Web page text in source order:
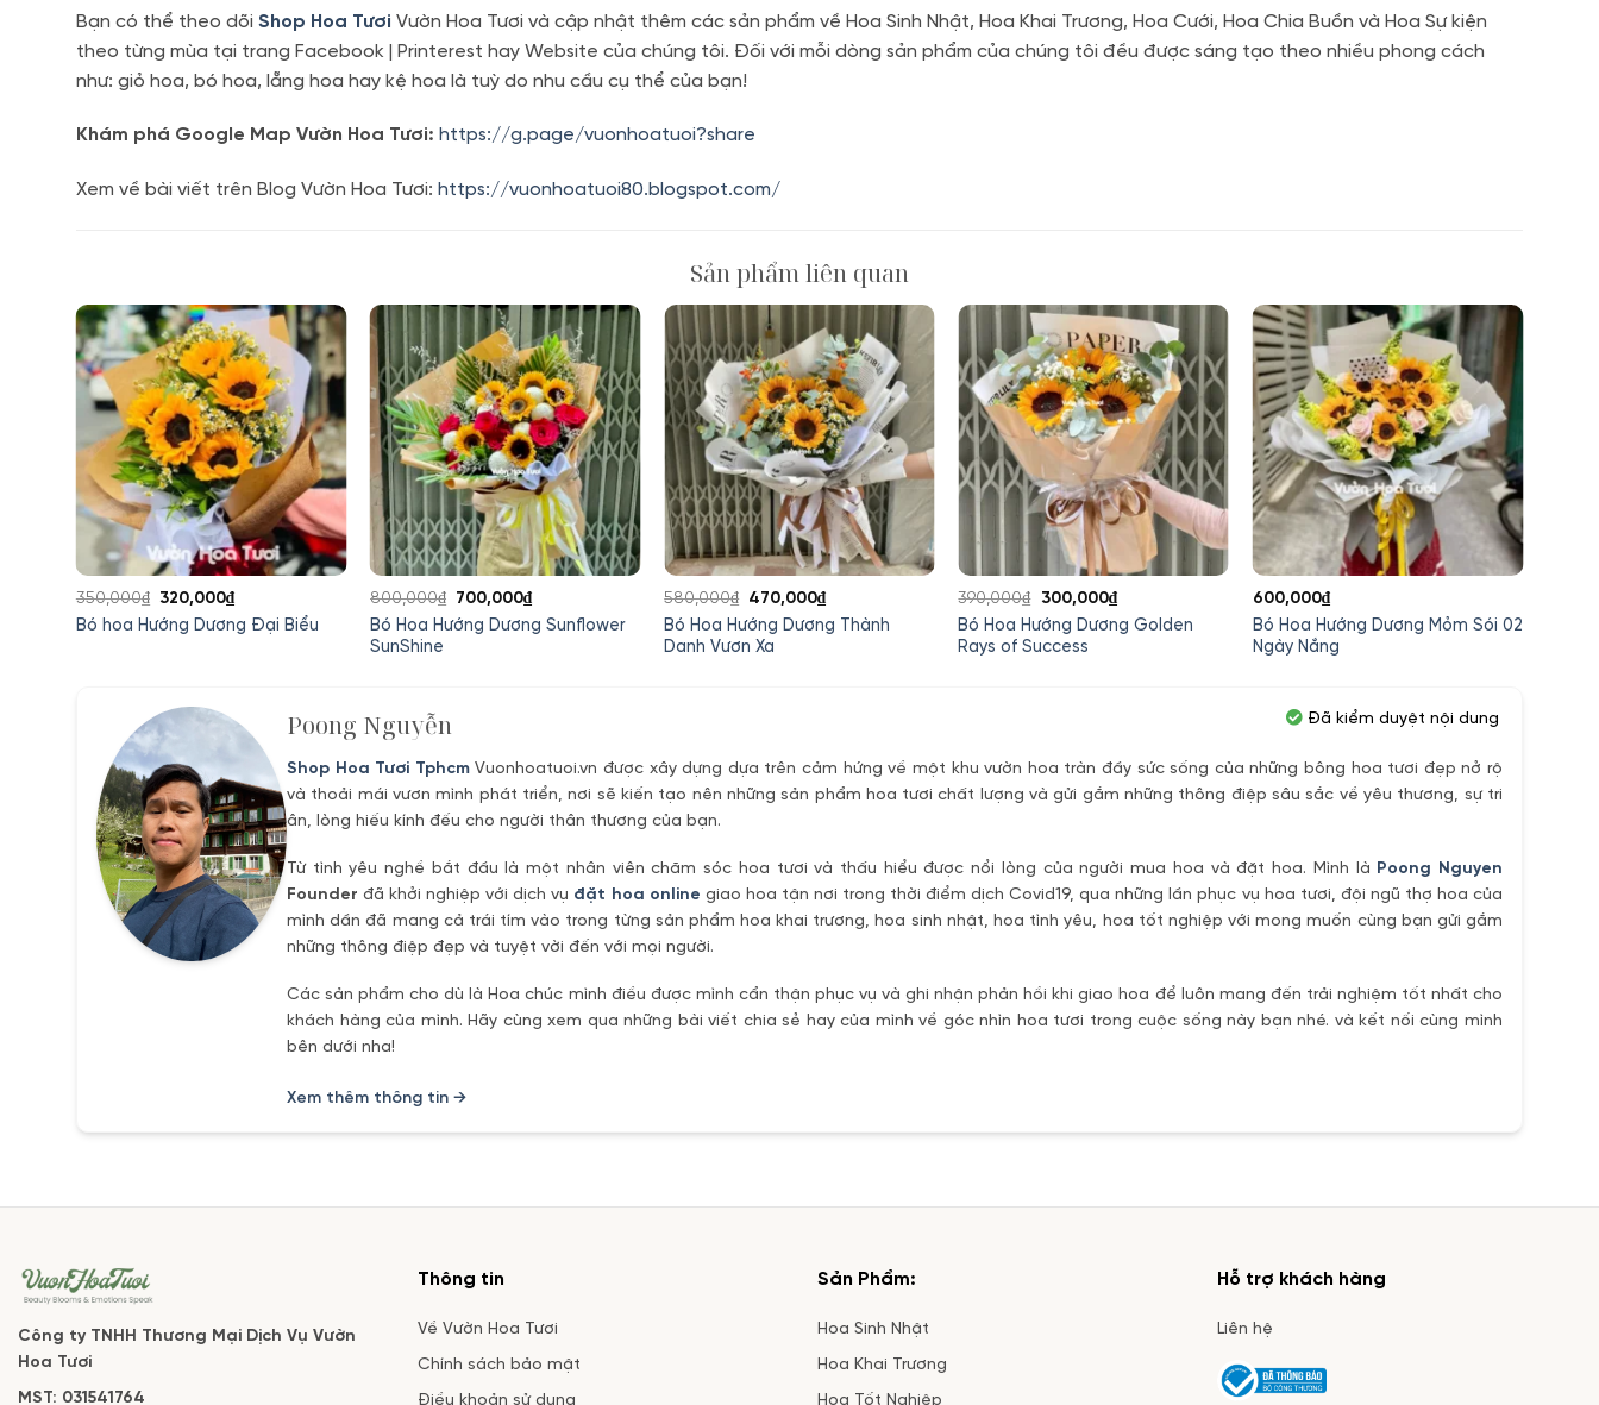
Bạn có thể theo dõi Shop Hoa Tươi Vườn Hoa Tươi và cập nhật thêm các sản phẩm về Hoa Sinh Nhật, Hoa Khai Trương, Hoa Cưới, Hoa Chia Buồn và Hoa Sự kiện
theo từng mùa tại trang Facebook | Printerest hay Website của chúng tôi. Đối với mỗi dòng sản phẩm của chúng tôi đều được sáng tạo theo nhiều phong cách
như: giỏ hoa, bó hoa, lẵng hoa hay kệ hoa là tuỳ do nhu cầu cụ thể của bạn!
Khám phá Google Map Vườn Hoa Tươi: https://g.page/vuonhoatuoi?share
Xem về bài viết trên Blog Vườn Hoa Tươi: https://vuonhoatuoi80.blogspot.com/
Sản phẩm liên quan
Bó hoa Hướng Dương Đại Biểu
350,000₫
Giá
gốc
320,000₫Giá
hiện
Bó Hoa Hướng Dương Sunflower
SunShine
800,000₫
Giá
gốc
700,000₫Giá
hiện
Bó Hoa Hướng Dương Thành
Danh Vươn Xa
580,000₫ Giá
gốc
là:
470,000₫Giá
hiện
Bó Hoa Hướng Dương Golden
Rays of Success
390,000₫
Giá
gốc
là:
300,000₫Giá
hiện
Bó Hoa Hướng Dương Mỏm Sói 02
Ngày Nắng
600,000₫
Poong Nguyễn
Shop Hoa Tươi TphcmVuonhoatuoi.vn được xây dựng dựa trên cảm hứng về một khu vườn hoa tràn đầy sức sống của những bông hoa tươi đẹp nở rộ
và thoải mái vươn mình phát triển, nơi sẽ kiến tạo nên những sản phẩm hoa tươi chất lượng và gửi gắm những thông điệp sâu sắc về yêu thương, sự tri
ân, lòng hiếu kính đếu cho người thân thương của bạn.
Từ tình yêu nghề bắt đầu là một nhân viên chăm sóc hoa tươi và thấu hiểu được nổi lòng của người mua hoa và đặt hoa. Mình là Poong Nguyen
Founder đã khởi nghiệp với dịch vụ đặt hoa online giao hoa tận nơi trong thời điểm dịch Covid19, qua những lần phục vụ hoa tươi, đội ngũ thợ hoa của
mình dần đã mang cả trái tím vào trong từng sản phẩm hoa khai trương, hoa sinh nhật, hoa tình yêu, hoa tốt nghiệp với mong muốn cùng bạn gửi gắm
những thông điệp đẹp và tuyệt vời đến với mọi người.
Các sản phẩm cho dù là Hoa chúc mình điều được mình cẩn thận phục vụ và ghi nhận phản hồi khi giao hoa để luôn mang đến trải nghiệm tốt nhất cho
khách hàng của mình. Hãy cùng xem qua những bài viết chia sẻ hay của mình về góc nhìn hoa tươi trong cuộc sống này bạn nhé. và kết nối cùng mình
bên dưới nha!
Xem thêm thông tin →
Đã kiểm duyệt nội dung
Công ty TNHH Thương Mại Dịch Vụ Vườn
Hoa Tươi
MST: 031541764
Thông tin
Về Vườn Hoa Tươi
Chính sách bảo mật
Điều khoản sử dụng
Sản Phẩm:
Hoa Sinh Nhật
Hoa Khai Trương
Hoa Tốt Nghiệp
Hỗ trợ khách hàng
Liên hệ